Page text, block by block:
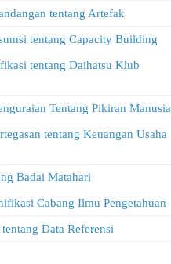
tentang Artefak
tentang Capacity Building
tentang Daihatsu Klub
Tentang Pikiran Manusia
tentang Keuangan Usaha
Badai Matahari
Cabang Ilmu Pengetahuan
Data Referensi